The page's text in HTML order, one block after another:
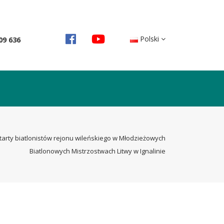
636 Polski
biatlonistów rejonu wileńskiego w Młodzieżowych
Biatlonowych Mistrzostwach Litwy w Ignalinie